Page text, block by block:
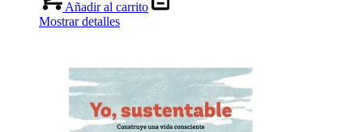
Añadir al carrito
Mostrar detalles